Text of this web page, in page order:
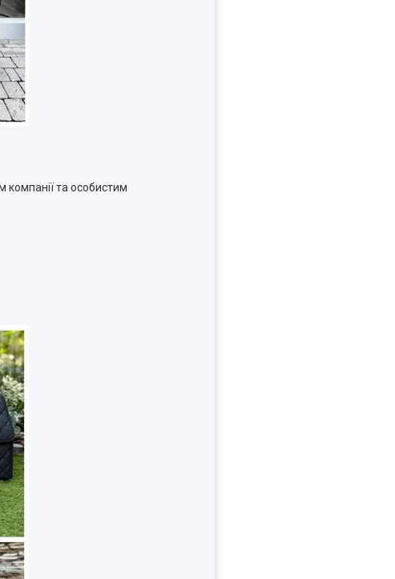
та особистим